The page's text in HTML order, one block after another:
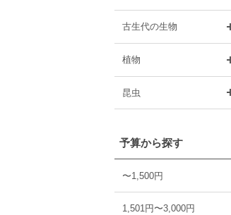
古生代の生物
植物
昆虫
予算から探す
〜1,500円
1,501円〜3,000円